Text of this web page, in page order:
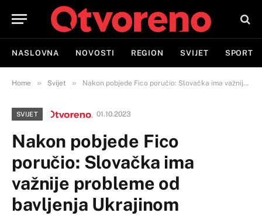
NASLOVNA NOVOSTI REGION SVIJET SPORT
Home » Svijet » Nakon pobjede Fico poručio: Slovačka ima važnije probleme od bavljenja Ukrajinom
SVIJET 01.10.2023
Nakon pobjede Fico
poručio: Slovačka ima
važnije probleme od
bavljenja Ukrajinom